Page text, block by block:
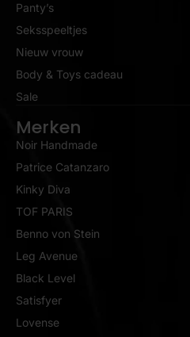
Panty’s
Seksspeeltjes
Nieuw vrouw
Body & Toys cadeau
Sale
Merken
Noir Handmade
Patrice Catanzaro
Kinky Diva
TOF PARIS
Benno von Stein
Leg Avenue
Black Level
Satisfyer
Lovense